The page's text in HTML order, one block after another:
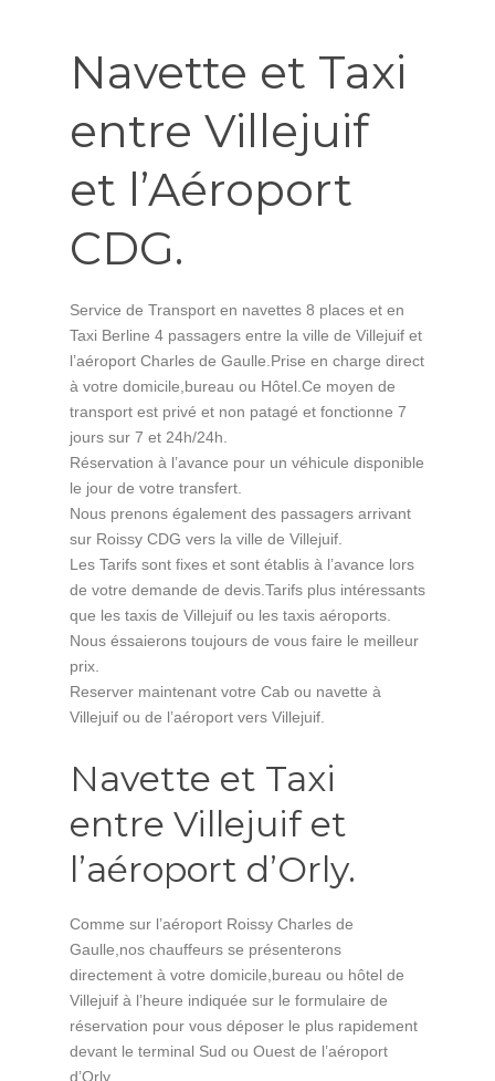
Navette et Taxi
entre Villejuif
et l’Aéroport
CDG.
Service de Transport en navettes 8 places et en
Taxi Berline 4 passagers entre la ville de Villejuif et
l’aéroport Charles de Gaulle.Prise en charge direct
à votre domicile,bureau ou Hôtel.Ce moyen de
transport est privé et non patagé et fonctionne 7
jours sur 7 et 24h/24h.
Réservation à l’avance pour un véhicule disponible
le jour de votre transfert.
Nous prenons également des passagers arrivant
sur Roissy CDG vers la ville de Villejuif.
Les Tarifs sont fixes et sont établis à l’avance lors
de votre demande de devis.Tarifs plus intéressants
que les taxis de Villejuif ou les taxis aéroports.
Nous éssaierons toujours de vous faire le meilleur
prix.
Reserver maintenant votre Cab ou navette à
Villejuif ou de l’aéroport vers Villejuif.
Navette et Taxi
entre Villejuif et
l’aéroport d’Orly.
Comme sur l’aéroport Roissy Charles de
Gaulle,nos chauffeurs se présenterons
directement à votre domicile,bureau ou hôtel de
Villejuif à l’heure indiquée sur le formulaire de
réservation pour vous déposer le plus rapidement
devant le terminal Sud ou Ouest de l’aéroport
d’Orly.